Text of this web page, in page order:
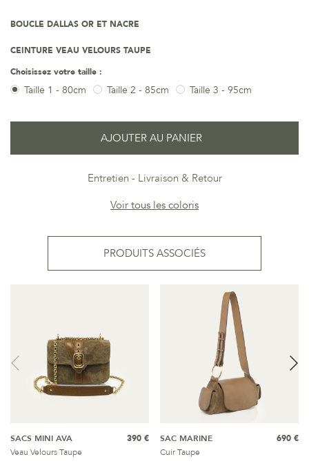
BOUCLE DALLAS OR ET NACRE
CEINTURE VEAU VELOURS TAUPE
Choisissez votre taille :
Taille 1 - 80cm Taille 2 - 85cm Taille 3 - 95cm
AJOUTER AU PANIER
Entretien
Livraison & Retour
Voir tous les coloris
PRODUITS ASSOCIÉS
SACS MINI AVA
Veau Velours Taupe
390 €
SAC MARINE
Cuir Taupe
690 €